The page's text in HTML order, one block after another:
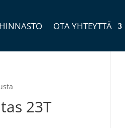
HINNASTO OTA YHTEYTTÄ
23T